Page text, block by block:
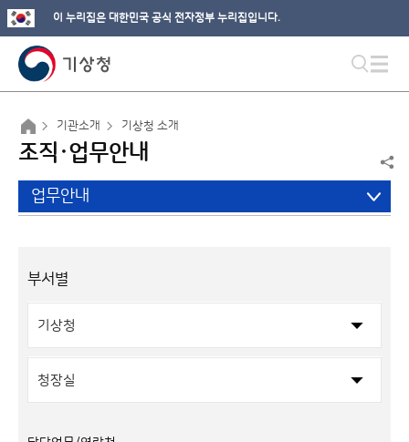
이 누리집은 대한민국 공식 전자정부 누리집입니다.
기관소개 기상청 소개
조직·업무안내
업무안내
부서별